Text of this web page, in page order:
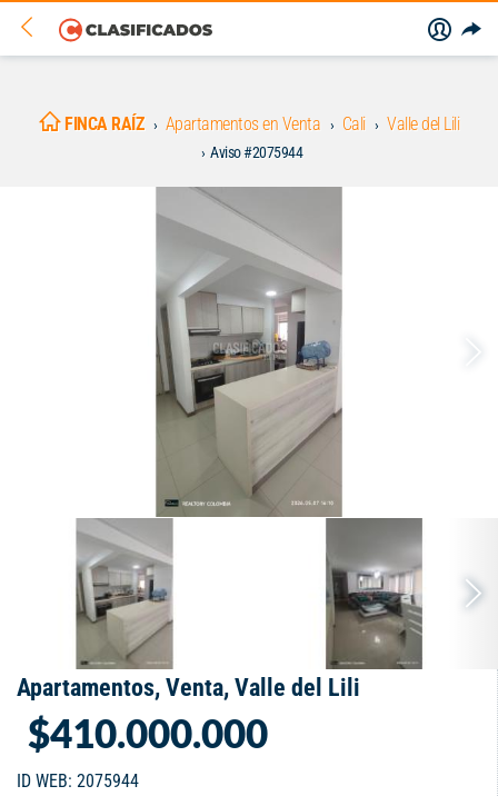
FINCA RAÍZ Apartamentos en Venta Cali Valle del Lili
Aviso #2075944
Apartamentos, Venta, Valle del Lili
$410.000.000
ID WEB: 2075944